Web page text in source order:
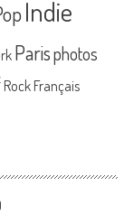
Indie
Parisphotos
Rock Français